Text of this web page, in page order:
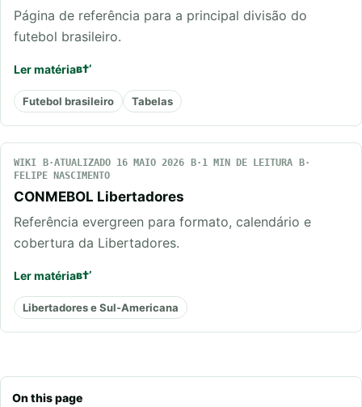
On this page
Página de referência para a principal divisão do
futebol brasileiro.
Ler matéria
Futebol brasileiro Tabelas
WIKI ATUALIZADO 16 MAIO 2026
1 MIN DE LEITURA
FELIPE NASCIMENTO
CONMEBOL Libertadores
Referência evergreen para formato, calendário e
cobertura da Libertadores.
Ler matéria
Libertadores e Sul-Americana